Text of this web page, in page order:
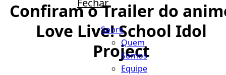
Sobre
Quem
Somos
Equipe
Confiram o Trailer do
Love Live! School Idol
Project